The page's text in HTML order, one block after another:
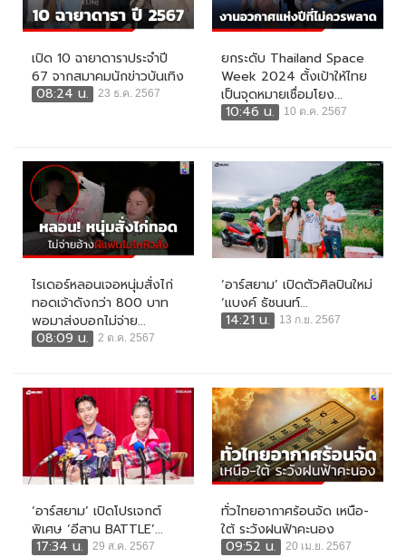
เปิด 10 ฉายาดาราประจำปี
67 จากสมาคมนักข่าวบันเทิง
08:24 น.
23 ธ.ค. 2567
ยกระดับ Thailand Space
Week 2024 ตั้งเป้าให้ไทย
เป็นจุดหมายเชื่อมโยง...
10:46 น.
10 ต.ค. 2567
ไรเดอร์หลอนเจอหนุ่มสั่งไก่
ทอดเจ้าดังกว่า 800 บาท
พอมาส่งบอกไม่จ่าย...
08:09 น.
2 ต.ค. 2567
‘อาร์สยาม’ เปิดตัวศิลปินใหม่
‘แบงค์ ธัชนนท์...
14:21 น.
13 ก.ย. 2567
‘อาร์สยาม’ เปิดโปรเจกต์
พิเศษ ‘อีสาน BATTLE’...
17:34 น.
29 ส.ค. 2567
ทั่วไทยอากาศร้อนจัด เหนือ-
ใต้ ระวังฝนฟ้าคะนอง
09:52 น.
20 เม.ย. 2567